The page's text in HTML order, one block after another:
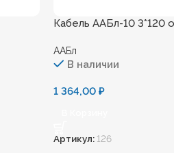
Кабель ААБл-10 3*120
ААБл
В наличии
1 364,00 ₽
Артикул: 126